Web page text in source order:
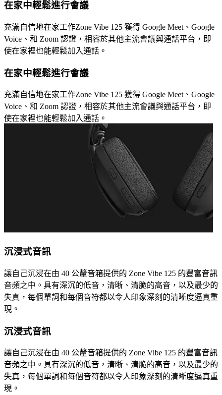
在家中輕鬆進行會議
充滿自信地在家工作Zone Vibe 125 獲得 Google Meet、Google
Voice、和 Zoom 認證，相容於其他主流會議與通話平台，即
使在家裡也能輕鬆加入通話。
在家中輕鬆進行會議
充滿自信地在家工作Zone Vibe 125 獲得 Google Meet、Google
Voice、和 Zoom 認證，相容於其他主流會議與通話平台，即
使在家裡也能輕鬆加入通話。
沉浸式音訊
讓自己沉浸在由 40 公釐音箱提供的 Zone Vibe 125 的豐富音訊
音頻之中。具有深沉的低音，清晰、清脆的高音，以及最少的
失真，每個單詞和每個音符都以令人印象深刻的清晰度逼真重
現。
沉浸式音訊
讓自己沉浸在由 40 公釐音箱提供的 Zone Vibe 125 的豐富音訊
音頻之中。具有深沉的低音，清晰、清脆的高音，以及最少的
失真，每個單詞和每個音符都以令人印象深刻的清晰度逼真重
現。